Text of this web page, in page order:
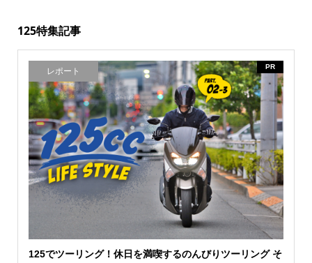
125特集記事
レポート PR
125でツーリング！休日を満喫するのんびりツーリング そ